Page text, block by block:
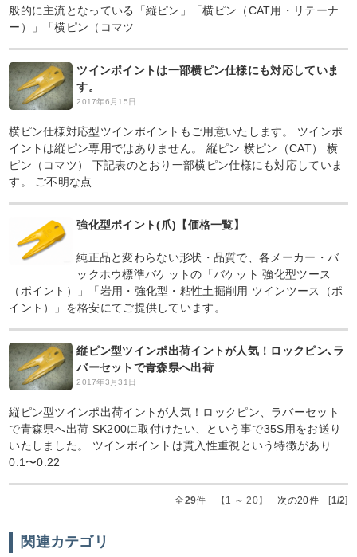
般的に主流となっている「縦ピン」「横ピン（CAT用・リテーナ
ー）」「横ピン（コマツ
ツインポイントは一部横ピン仕様にも対応していま
す。
2017年6月15日
横ピン仕様対応型ツインポイントもご用意いたします。 ツインポ
イントは縦ピン専用ではありません。 縦ピン 横ピン（CAT） 横
ピン（コマツ） 下記表のとおり一部横ピン仕様にも対応していま
す。 ご不明な点
強化型ポイント(爪)【価格一覧】
純正品と変わらない形状・品質で、各メーカー・バ
ックホウ標準バケットの「バケット 強化型ツース
（ポイント）」「岩用・強化型・粘性土掘削用 ツインツース（ポ
イント）」を格安にてご提供しています。
縦ピン型ツインポ出荷イントが人気！ロックピン､ラ
バーセットで青森県へ出荷
2017年3月31日
縦ピン型ツインポ出荷イントが人気！ロックピン、ラバーセット
で青森県へ出荷 SK200に取付けたい、という事で35S用をお送り
いたしました。 ツインポイントは貫入性重視という特徴があり
0.1〜0.22
全29件 【1 ～ 20】 次の20件[1/2]
関連カテゴリ